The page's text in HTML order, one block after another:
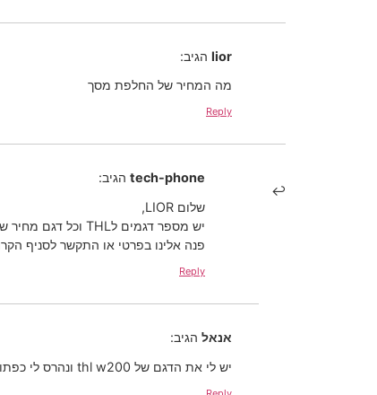
lior הגיב:
מה המחיר של החלפת מסך
Reply
tech-phone הגיב:
שלום LIOR,
יש מספר דגמים לTHL וכל דגם מחיר שונה,
פנה אלינו בפרטי או התקשר לסניף
Reply
אנאל הגיב:
יש לי את הדגם של thl w200 ונהרס לי כפתור ההדלקה כמה עולה לתקן אותו?